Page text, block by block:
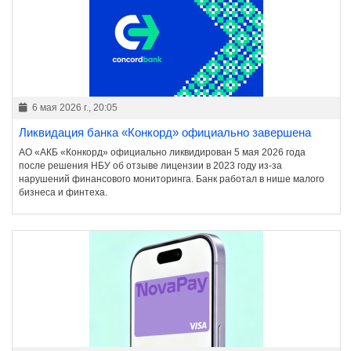
6 мая 2026 г., 20:05
Ликвидация банка «Конкорд» официально завершена
АО «АКБ «Конкорд» официально ликвидирован 5 мая 2026 года
после решения НБУ об отзыве лицензии в 2023 году из-за
нарушений финансового мониторинга. Банк работал в нише малого
бизнеса и финтеха.